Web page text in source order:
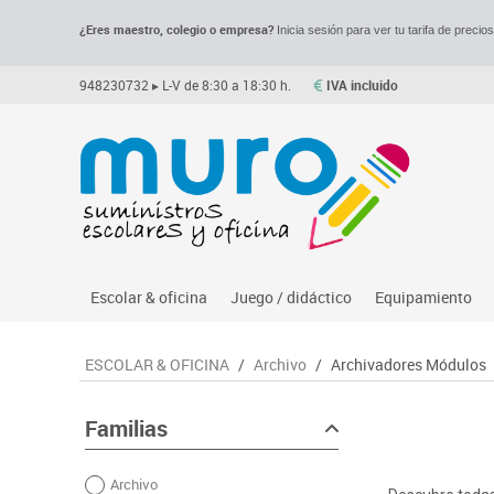
¿Eres maestro, colegio o empresa?Inicia sesión para ver tu tarifa de precios.
948230732 ▸ L-V de 8:30 a 18:30 h. IVA incluido
Escolar & oficina
Archivo
Dibujo técnico y artístico
Escritura y corrección
Higiene
Juego / didáctico
Asociación y atención
Construcciones
Espacios exteriores
Espacios multisensoriales
Equipamiento
Despachos y
Percheros,
ESCOLAR & OFICINA / Archivo / Archivadores Módulos
Familias
Archivo